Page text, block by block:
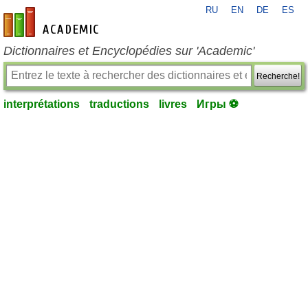
fr-academic.com
RU EN DE ES
Dictionnaires et Encyclopédies sur 'Academic'
Recherche!
interprétations traductions livres Игры ⚽